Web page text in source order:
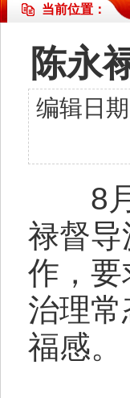
当前位置：
陈永
编辑日
8月
禄督
作，
治理
福感。